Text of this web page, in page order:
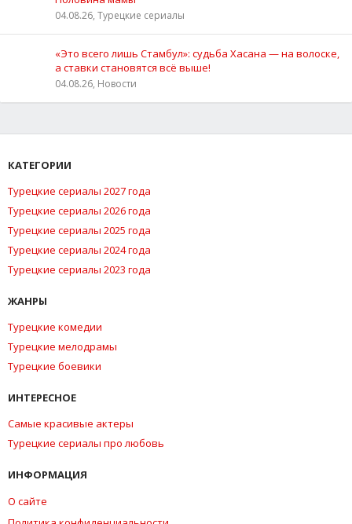
04.08.26, Турецкие сериалы
«Это всего лишь Стамбул»: судьба Хасана — на волоске,
а ставки становятся всё выше!
04.08.26, Новости
КАТЕГОРИИ
Турецкие сериалы 2027 года
Турецкие сериалы 2026 года
Турецкие сериалы 2025 года
Турецкие сериалы 2024 года
Турецкие сериалы 2023 года
ЖАНРЫ
Турецкие комедии
Турецкие мелодрамы
Турецкие боевики
ИНТЕРЕСНОЕ
Самые красивые актеры
Турецкие сериалы про любовь
ИНФОРМАЦИЯ
О сайте